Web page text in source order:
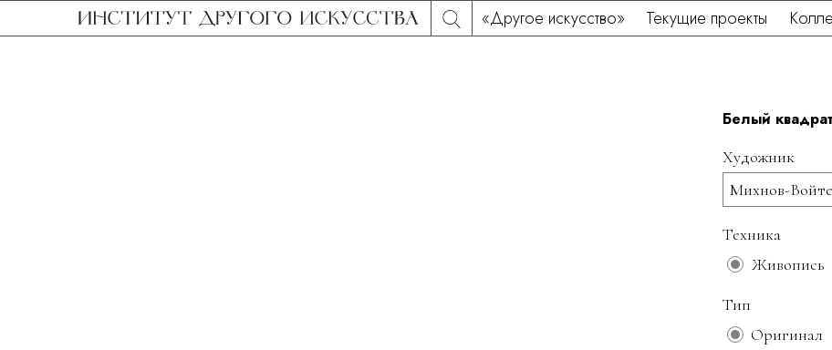
«Другое искусство» Текущие проекты
Белый квадрат
Художник
Михнов-
Техника
Живопись
Тип
Оригинал